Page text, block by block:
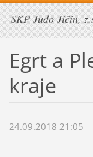
SKP Judo Jičín,
Egrt a
kraje
24.09.2018 21:05